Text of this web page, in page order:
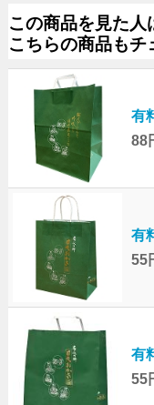
この商品を見た人
こちらの商品もチ
有
88
有
55
有
55